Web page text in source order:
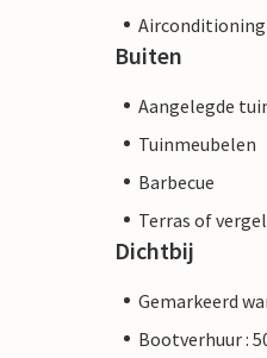
Airconditioning
Buiten
Aangelegde
Tuinmeubelen
Barbecue
Terras of
Dichtbij
Gemarkeerd
Bootverhuur :